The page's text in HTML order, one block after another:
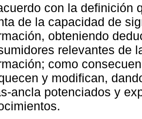
con la definición
de la capacidad de
obteniendo
relevantes de
como
y modifican,
ancla potenciados y